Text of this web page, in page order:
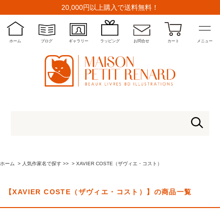
20,000円以上購入で送料無料！
ホーム ブログ ギャラリー ラッピング お問合せ カート メニュー
ホーム > 人気作家名で探す >> > XAVIER COSTE（ザヴィエ・コスト）
【XAVIER COSTE（ザヴィエ・コスト）】の商品一覧